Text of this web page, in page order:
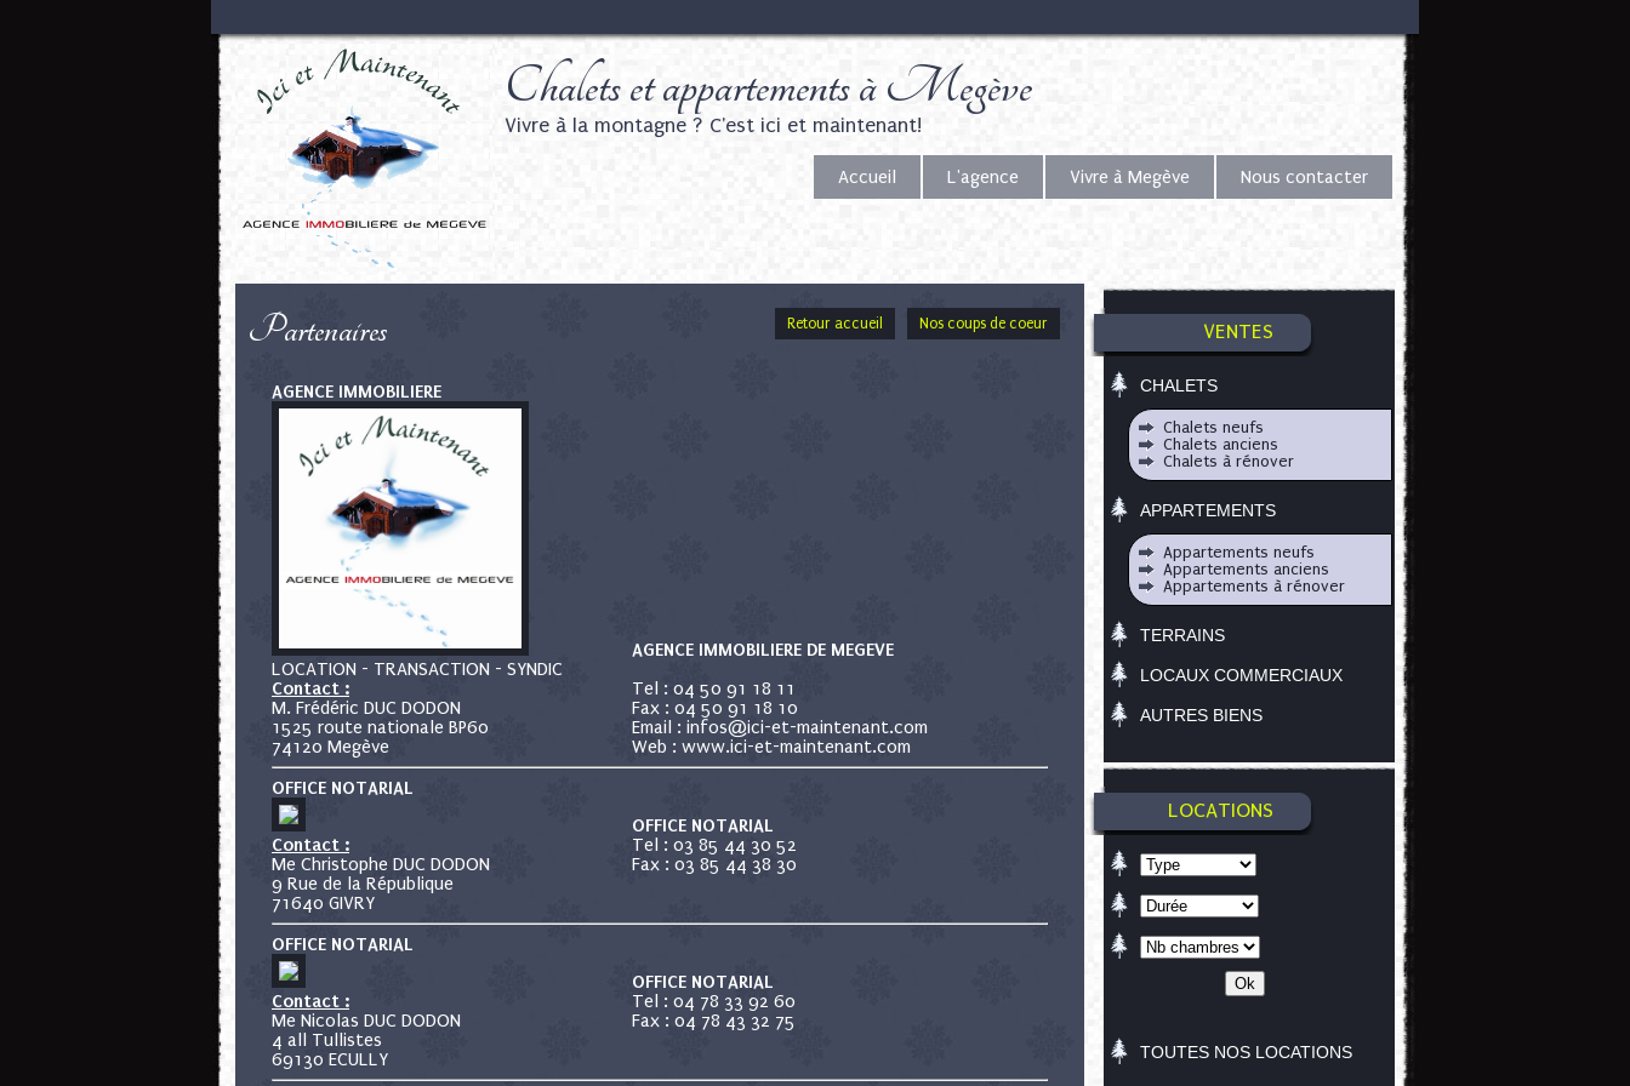
Chalets et appartements à Megève
Vivre à la montagne ? C'est ici et maintenant!
Accueil L'agence Vivre à Megève Nous contacter
Partenaires Retour accueil Nos coups de coeur
AGENCE IMMOBILIERE
AGENCE IMMOBILIERE DE MEGEVE
LOCATION - TRANSACTION - SYNDIC
Contact :
M. Frédéric DUC DODON
1525 route nationale BP60
74120 Megève
Tel : 04 50 91 18 11
Fax : 04 50 91 18 10
Email : infos@ici-et-maintenant.com
Web : www.ici-et-maintenant.com
OFFICE NOTARIAL
OFFICE NOTARIAL
Contact :
Me Christophe DUC DODON
9 Rue de la République
71640 GIVRY
Tel : 03 85 44 30 52
Fax : 03 85 44 38 30
OFFICE NOTARIAL
OFFICE NOTARIAL
Contact :
Me Nicolas DUC DODON
4 all Tullistes
69130 ECULLY
Tel : 04 78 33 92 60
Fax : 04 78 43 32 75
VENTES
CHALETS
Chalets neufs
Chalets anciens
Chalets à rénover
APPARTEMENTS
Appartements neufs
Appartements anciens
Appartements à rénover
TERRAINS
LOCAUX COMMERCIAUX
AUTRES BIENS
LOCATIONS
TOUTES NOS LOCATIONS